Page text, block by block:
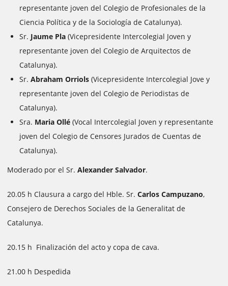
representante joven del Colegio de Profesionales de la
Ciencia Política y de la Sociología de Catalunya).
Sr. Jaume Pla (Vicepresidente Intercolegial Joven y
representante joven del Colegio de Arquitectos de
Catalunya).
Sr. Abraham Orriols (Vicepresidente Intercolegial Jove y
representante joven del Colegio de Periodistas de
Catalunya).
Sra. Maria Ollé (Vocal Intercolegial Joven y representante
joven del Colegio de Censores Jurados de Cuentas de
Catalunya).
Moderado por el Sr. Alexander Salvador.
20.05 h Clausura a cargo del Hble. Sr. Carlos Campuzano,
Consejero de Derechos Sociales de la Generalitat de
Catalunya.
20.15 h Finalización del acto y copa de cava.
21.00 h Despedida